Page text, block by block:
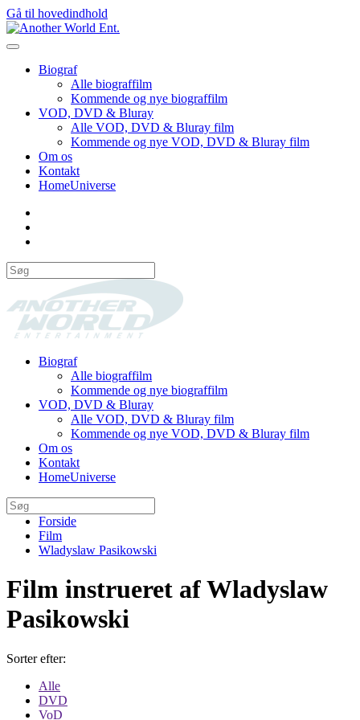
Gå til hovedindhold
Biograf
Alle biograffilm
Kommende og nye biograffilm
VOD, DVD & Bluray
Alle VOD, DVD & Bluray film
Kommende og nye VOD, DVD & Bluray film
Om os
Kontakt
HomeUniverse
Biograf
Alle biograffilm
Kommende og nye biograffilm
VOD, DVD & Bluray
Alle VOD, DVD & Bluray film
Kommende og nye VOD, DVD & Bluray film
Om os
Kontakt
HomeUniverse
Forside
Film
Wladyslaw Pasikowski
Film instrueret af Wladyslaw
Pasikowski
Sorter efter:
Alle
DVD
VoD